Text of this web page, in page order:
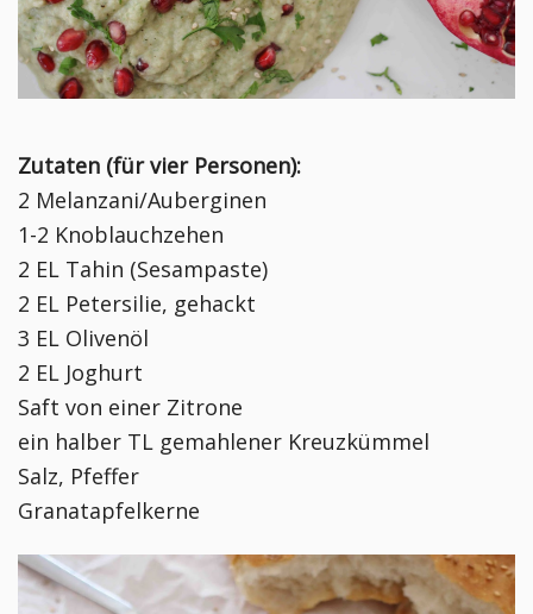
Zutaten (für vier Personen):
2 Melanzani/Auberginen
1-2 Knoblauchzehen
2 EL Tahin (Sesampaste)
2 EL Petersilie, gehackt
3 EL Olivenöl
2 EL Joghurt
Saft von einer Zitrone
ein halber TL gemahlener Kreuzkümmel
Salz, Pfeffer
Granatapfelkerne